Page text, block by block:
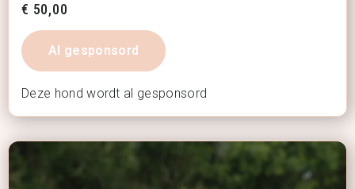
€ 50,00
Al gesponsord
Deze hond wordt al gesponsord